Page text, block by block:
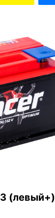
(левый+)